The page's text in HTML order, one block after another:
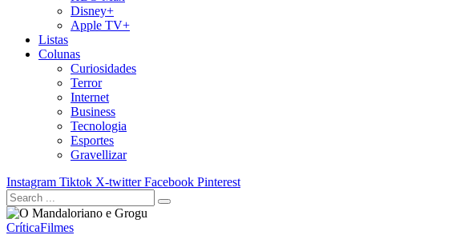
Disney+
Apple TV+
Listas
Colunas
Curiosidades
Terror
Internet
Business
Tecnologia
Esportes
Gravellizar
Instagram Tiktok X-twitter Facebook Pinterest
CríticaFilmes